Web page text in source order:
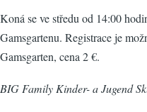
Koná se ve středu od 14:00
Gamsgartenu. Registrace je
Gamsgarten, cena 2 €.
BIG Family Kinder- a Jugend